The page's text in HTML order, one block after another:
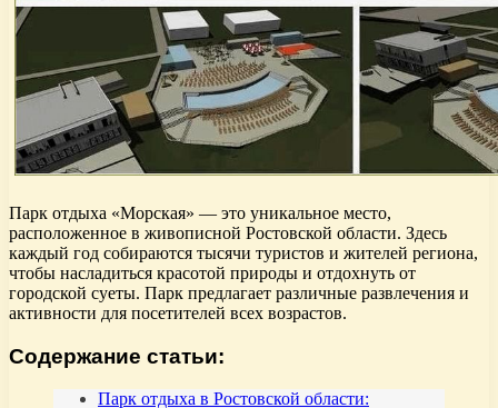
Парк отдыха «Морская» — это уникальное место,
расположенное в живописной Ростовской области. Здесь
каждый год собираются тысячи туристов и жителей региона,
чтобы насладиться красотой природы и отдохнуть от
городской суеты. Парк предлагает различные развлечения и
активности для посетителей всех возрастов.
Содержание статьи:
Парк отдыха в Ростовской области: